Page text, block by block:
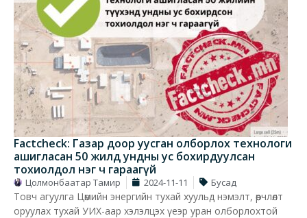
Factcheck: Газар доор уусган олборлох технологи
ашигласан 50 жилд ундны ус бохирдуулсан
тохиолдол нэг ч гараагүй
Цолмонбаатар Тамир 2024-11-11 Бусад
Товч агуулга Цөмийн энергийн тухай хуульд нэмэлт, өөрчлөлт
оруулах тухай УИХ-аар хэлэлцэх үеэр уран олборлохтой